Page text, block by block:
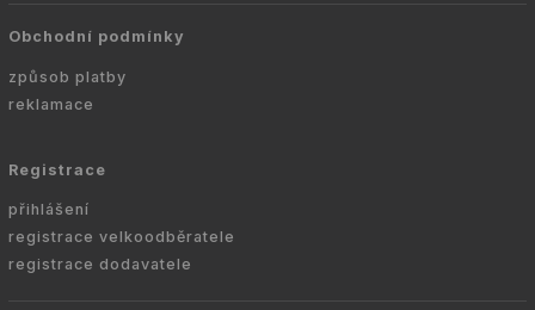
Obchodní podmínky
způsob platby
reklamace
Registrace
přihlášení
registrace velkoodběratele
registrace dodavatele